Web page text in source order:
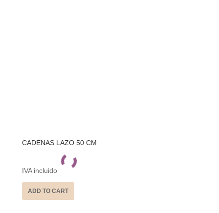
CADENAS LAZO 50 CM
IVA incluido
ADD TO CART